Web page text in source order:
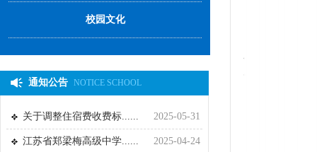
校园文化
关于调整住宿费收费标...... 2025-05-31
江苏省郑梁梅高级中学...... 2025-04-24
通知公告 NOTICE SCHOOL